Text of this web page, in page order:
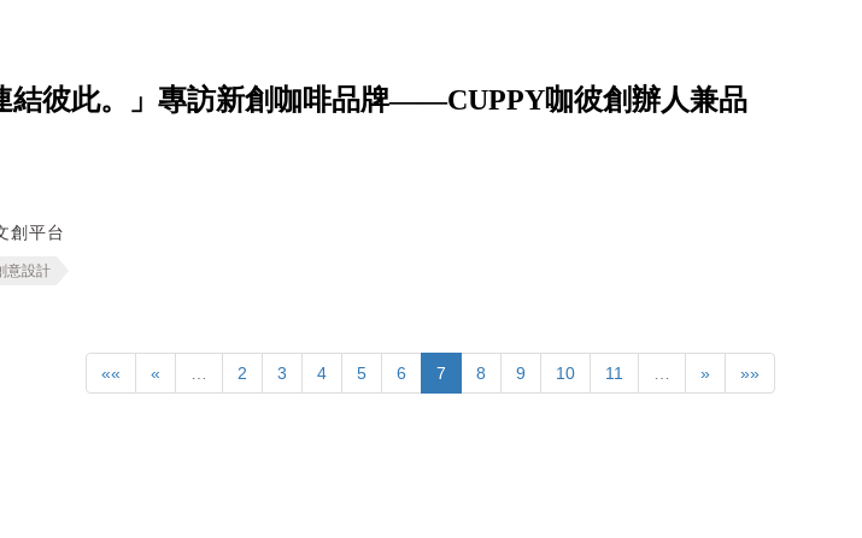
結彼此。」專訪新創咖啡品牌——CUPPY咖彼創辦人兼品
創平台
意設計
«« « … 2 3 4 5 6 7 8 9 10 11 … » »»